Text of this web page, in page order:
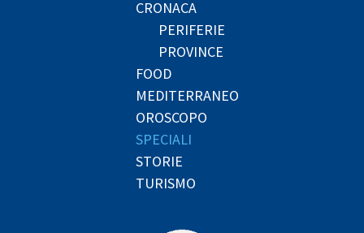
CRONACA
PERIFERIE
PROVINCE
FOOD
MEDITERRANEO
OROSCOPO
SPECIALI
STORIE
TURISMO